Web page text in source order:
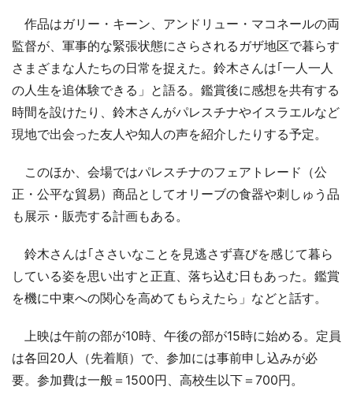
作品はガリー・キーン、アンドリュー・マコネールの両
監督が、軍事的な緊張状態にさらされるガザ地区で暮らす
さまざまな人たちの日常を捉えた。鈴木さんは｢一人一人
の人生を追体験できる」と語る。鑑賞後に感想を共有する
時間を設けたり、鈴木さんがパレスチナやイスラエルなど
現地で出会った友人や知人の声を紹介したりする予定。
このほか、会場ではパレスチナのフェアトレード（公
正・公平な貿易）商品としてオリーブの食器や刺しゅう品
も展示・販売する計画もある。
鈴木さんは｢ささいなことを見逃さず喜びを感じて暮ら
している姿を思い出すと正直、落ち込む日もあった。鑑賞
を機に中東への関心を高めてもらえたら」などと話す。
上映は午前の部が10時、午後の部が15時に始める。定員
は各回20人（先着順）で、参加には事前申し込みが必
要。参加費は一般＝1500円、高校生以下＝700円。